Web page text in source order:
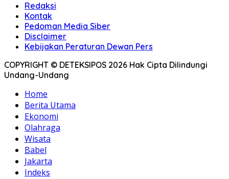
Redaksi
Kontak
Pedoman Media Siber
Disclaimer
Kebijakan Peraturan Dewan Pers
COPYRIGHT © DETEKSIPOS 2026 Hak Cipta Dilindungi
Undang-Undang
Home
Berita Utama
Ekonomi
Olahraga
Wisata
Babel
Jakarta
Indeks